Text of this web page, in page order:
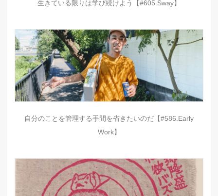
生きている限りは学び続けよう【#605.Sway】
自分のことを管理する手間を省きたいのだ【#586.Early
Work】